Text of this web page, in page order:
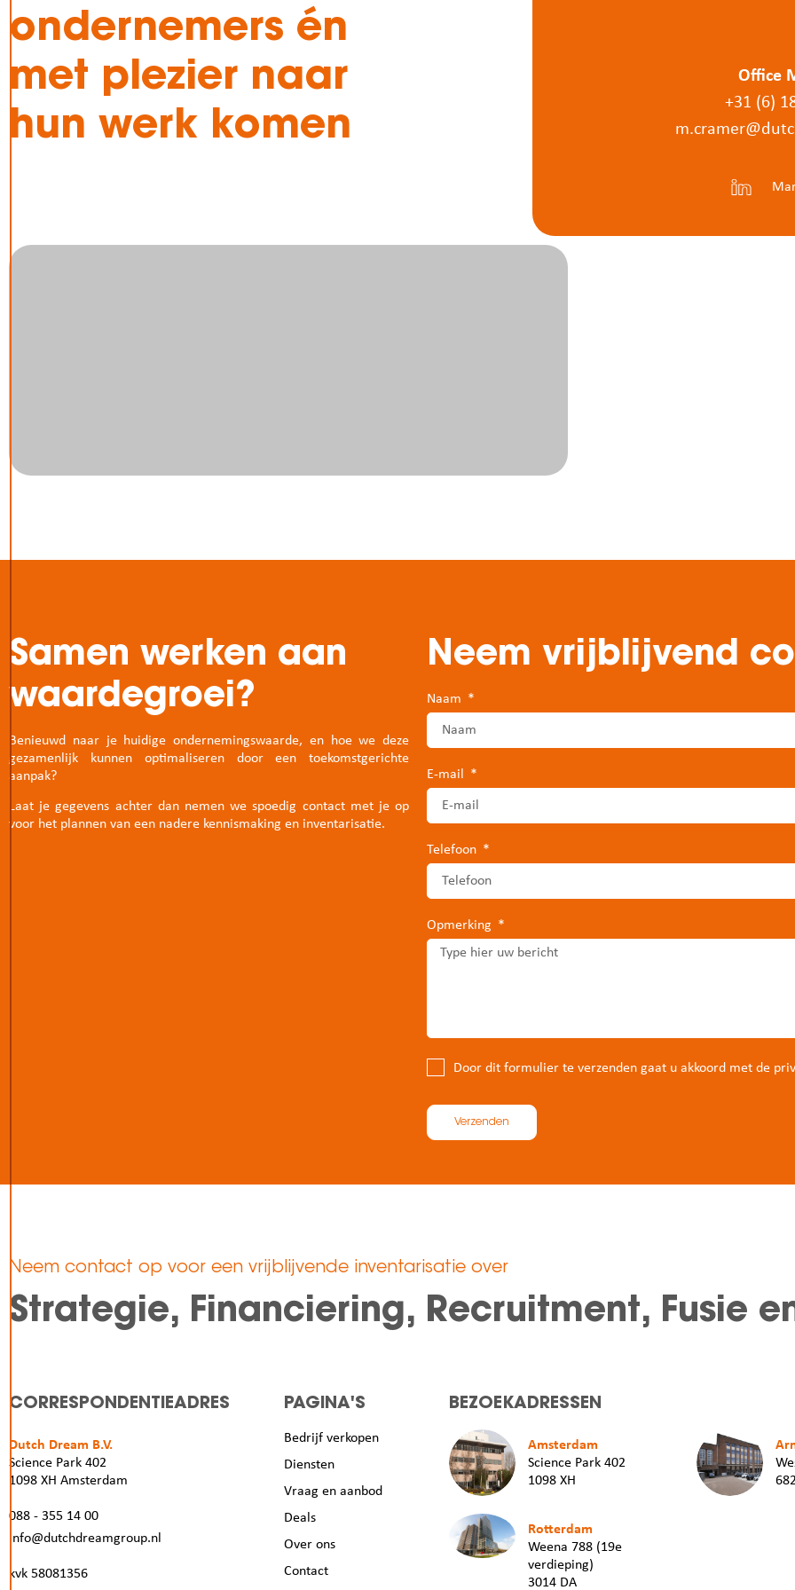
ondernemers én
met plezier naar
hun werk komen
Office
+31 (6)
Samen werken aan
waardegroei?
Benieuwd naar je huidige ondernemingswaarde, en hoe we deze
gezamenlijk kunnen optimaliseren door een toekomstgerichte
aanpak?
Laat je gegevens achter dan nemen we spoedig contact met je op
voor het plannen van een nadere kennismaking en inventarisatie.
Neem vrijblijvend
Naam
E-mail
Telefoon
Opmerking
Door dit formulier te verzenden gaat u akkoord met de
Verzenden
Neem contact op voor een vrijblijvende inventarisatie over
Strategie, Financiering, Recruitment, Fusie
CORRESPONDENTIEADRES
Dutch Dream B.V.
Science Park 402
1098 XH Amsterdam
088 - 355 14 00
info@dutchdreamgroup.nl
kvk 58081356
PAGINA'S
Bedrijf verkopen
Diensten
Vraag en aanbod
Deals
Over ons
Contact
BEZOEKADRESSEN
Amsterdam
Science Park 402
1098 XH
Rotterdam
Weena 788 (19e
verdieping)
3014 DA